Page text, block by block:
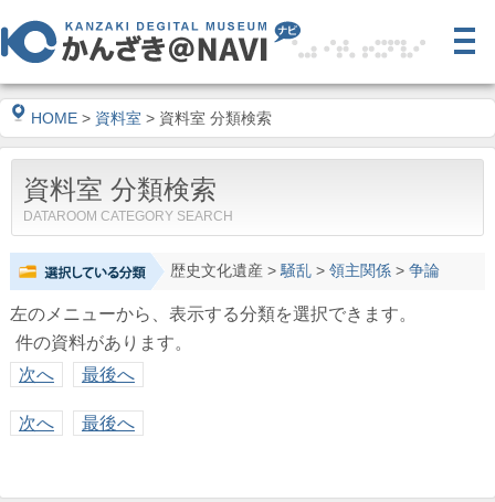
HOME > 資料室 > 資料室 分類検索
資料室 分類検索
DATAROOM CATEGORY SEARCH
歴史文化遺産>騒乱> 領主関係> 争論
左のメニューから、表示する分類を選択できます。
件の資料があります。
次へ
最後へ
次へ 最後へ